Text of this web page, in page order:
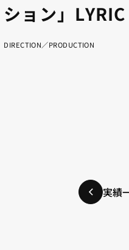
ション」
DIRECTION／PRODUCTION
実績